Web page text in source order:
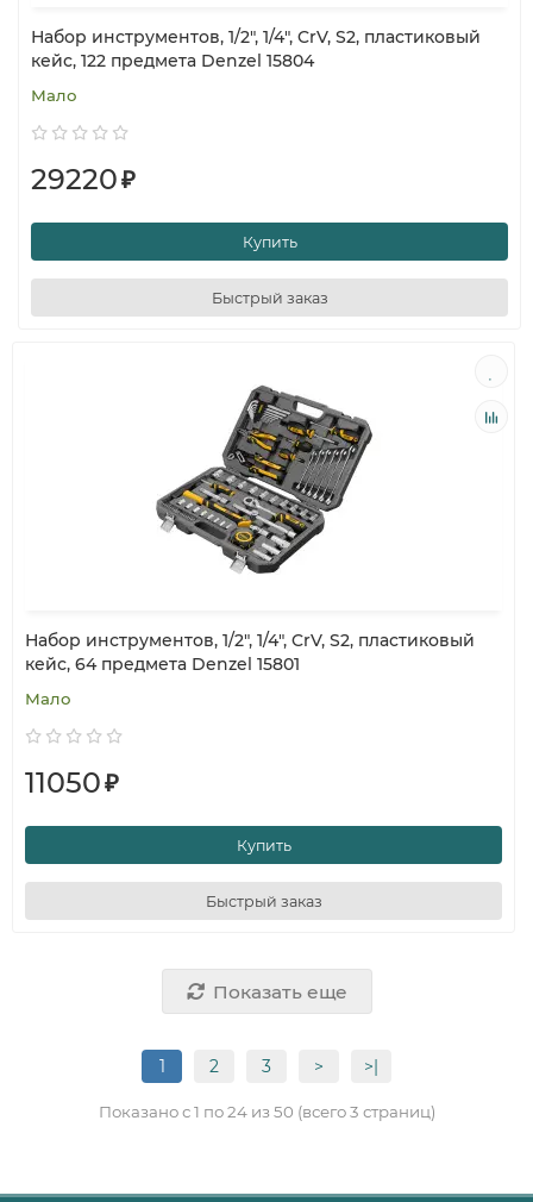
Набор инструментов, 1/2", 1/4", CrV, S2, пластиковый
кейс, 122 предмета Denzel 15804
Мало
29220₽
Купить
Быстрый заказ
Набор инструментов, 1/2", 1/4", CrV, S2, пластиковый
кейс, 64 предмета Denzel 15801
Мало
11050₽
Купить
Быстрый заказ
Показать еще
1 2 3 > >|
Показано с 1 по 24 из 50 (всего 3 страниц)